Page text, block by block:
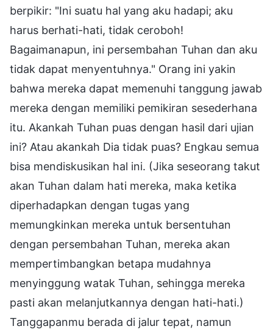
berpikir: "Ini suatu hal yang aku hadapi; aku
harus berhati-hati, tidak ceroboh!
Bagaimanapun, ini persembahan Tuhan dan aku
tidak dapat menyentuhnya." Orang ini yakin
bahwa mereka dapat memenuhi tanggung jawab
mereka dengan memiliki pemikiran sesederhana
itu. Akankah Tuhan puas dengan hasil dari ujian
ini? Atau akankah Dia tidak puas? Engkau semua
bisa mendiskusikan hal ini. (Jika seseorang takut
akan Tuhan dalam hati mereka, maka ketika
diperhadapkan dengan tugas yang
memungkinkan mereka untuk bersentuhan
dengan persembahan Tuhan, mereka akan
mempertimbangkan betapa mudahnya
menyinggung watak Tuhan, sehingga mereka
pasti akan melanjutkannya dengan hati-hati.)
Tanggapanmu berada di jalur tepat, namun